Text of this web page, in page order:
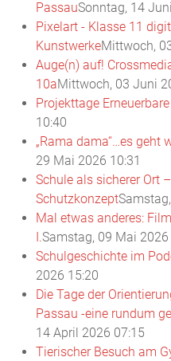
PassauSonntag, 14
Pixelart - Klasse 11
KunstwerkeMittwoch,
Auge(n) auf!
10aMittwoch, 03 Juni
Projekttage
10:40
„Rama dama“…es geht
29 Mai 2026 10:31
Schule als sicherer Ort
Schutzkonzept
Mal etwas anderes:
I.Samstag, 09 Mai
Schulgeschichte im
2026 15:20
Die Tage der
Passau -eine rundum
14 April 2026 07:15
Tierischer Besuch am